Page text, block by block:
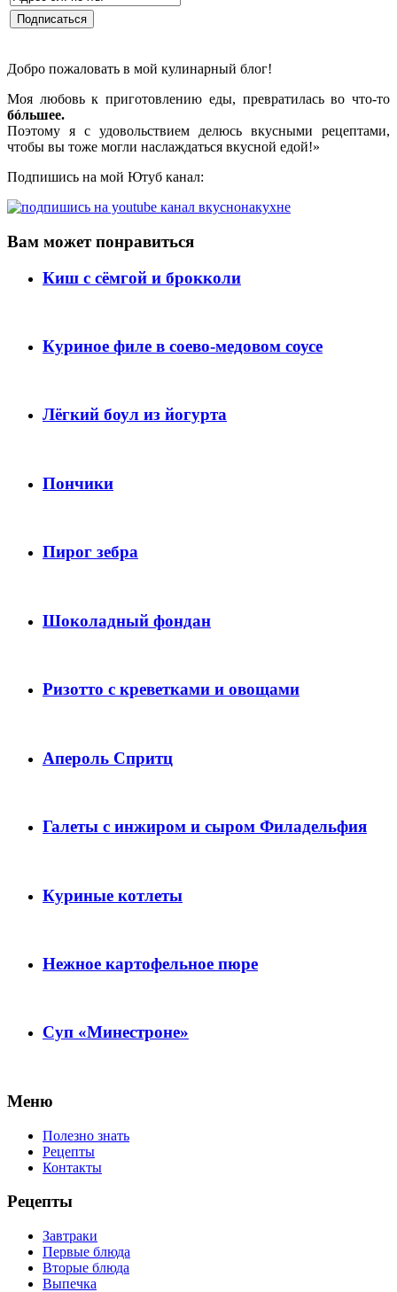
Добро пожаловать в мой кулинарный блог!
Моя любовь к приготовлению еды, превратилась во что-то
бóльшее.
Поэтому я с удовольствием делюсь вкусными рецептами,
чтобы вы тоже могли наслаждаться вкусной едой!»
Подпишись на мой Ютуб канал:
Вам может понравиться
Киш с сёмгой и брокколи
Куриное филе в соево-медовом соусе
Лёгкий боул из йогурта
Пончики
Пирог зебра
Шоколадный фондан
Ризотто с креветками и овощами
Апероль Спритц
Галеты с инжиром и сыром Филадельфия
Куриные котлеты
Нежное картофельное пюре
Суп «Минестроне»
Меню
Полезно знать
Рецепты
Контакты
Рецепты
Завтраки
Первые блюда
Вторые блюда
Выпечка